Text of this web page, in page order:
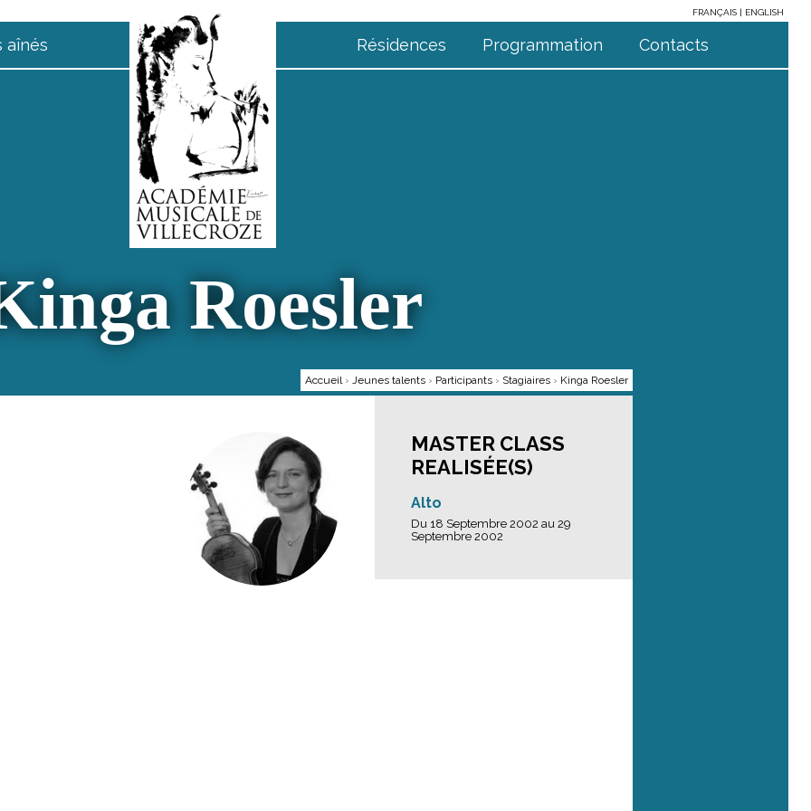
FRANÇAIS
ENGLISH
aînés Résidences Programmation Contacts
Roesler
Accueil › Jeunes talents › Participants › Stagiaires › Kinga Roesler
MASTER CLASS
REALISÉE(S)
Alto
Du 18 Septembre 2002 au 29
Septembre 2002